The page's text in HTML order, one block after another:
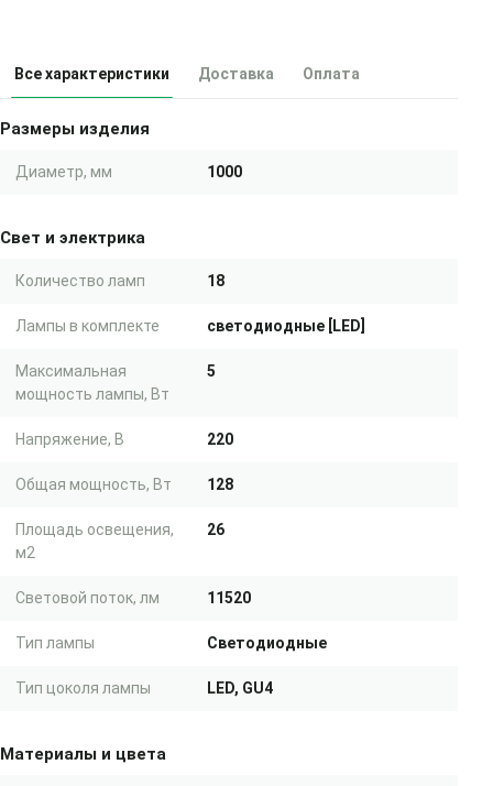
Все характеристики Доставка Оплата
Размеры изделия
Диаметр, мм 1000
Свет и электрика
Количество ламп 18
Лампы в комплекте светодиодные [LED]
Максимальная
мощность лампы, Вт
5
Напряжение, В 220
Общая мощность, Вт 128
Площадь освещения,
м2
26
Световой поток, лм 11520
Тип лампы Светодиодные
Тип цоколя лампы LED, GU4
Материалы и цвета